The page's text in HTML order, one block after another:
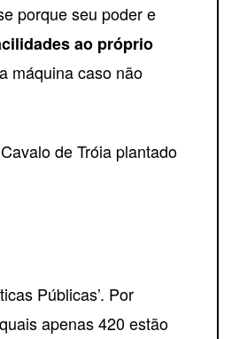
porque seu poder e
ao próprio
máquina caso não
de Tróia plantado
Públicas’. Por
apenas 420 estão